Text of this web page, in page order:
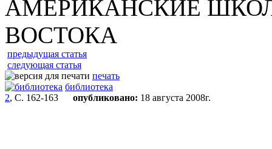
АМЕРИКАНСКИЕ
ВОСТОКА
предыдущая статья
следующая статья
печать
библиотека
2, С. 162-163 опубликовано: 18 августа 2008г.